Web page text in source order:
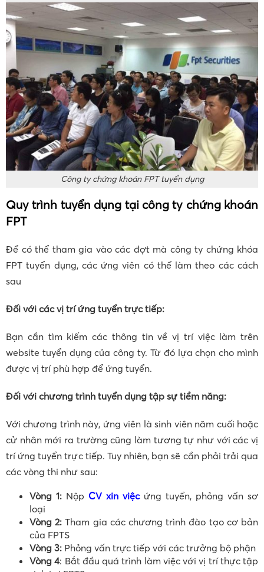
Công ty chứng khoán FPT tuyển dụng
Quy trình tuyển dụng tại công ty chứng khoán
FPT
Để có thể tham gia vào các đợt mà công ty chứng khóa
FPT tuyển dụng, các ứng viên có thể làm theo các cách
sau
Đối với các vị trí ứng tuyển trực tiếp:
Bạn cần tìm kiếm các thông tin về vị trí việc làm trên
website tuyển dụng của công ty. Từ đó lựa chọn cho mình
được vị trí phù hợp để ứng tuyển.
Đối với chương trình tuyển dụng tập sự tiềm năng:
Với chương trình này, ứng viên là sinh viên năm cuối hoặc
cử nhân mới ra trường cũng làm tương tự như với các vị
trí ứng tuyển trực tiếp. Tuy nhiên, bạn sẽ cần phải trải qua
các vòng thi như sau:
Vòng 1: Nộp CV xin việcứng tuyển, phỏng vấn sơ
loại
Vòng 2: Tham gia các chương trình đào tạo cơ bản
của FPTS
Vòng 3: Phỏng vấn trực tiếp với các trưởng bộ phận
Vòng 4: Bắt đầu quá trình làm việc với vị trí thực tập